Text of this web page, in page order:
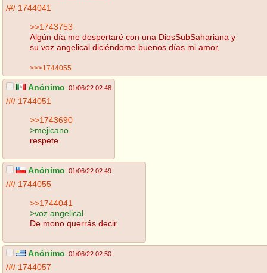
/#/ 1744041
>>1743753
Algún día me despertaré con una DiosSubSahariana y
su voz angelical diciéndome buenos días mi amor,
>>>1744055
Anónimo 01/06/22 02:48
/#/ 1744051
>>1743690
>mejicano
respete
Anónimo 01/06/22 02:49
/#/ 1744055
>>1744041
>voz angelical
De mono querrás decir.
Anónimo 01/06/22 02:50
/#/ 1744057